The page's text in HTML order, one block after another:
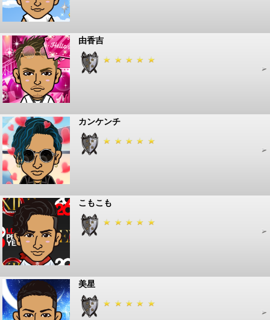
由香吉
カンケンチ
こもこも
美星